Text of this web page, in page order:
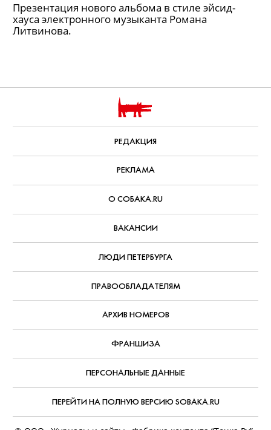
Презентация нового альбома в стиле эйсид-
хауса электронного музыканта Романа
Литвинова.
РЕДАКЦИЯ
РЕКЛАМА
О СОБАКА.RU
ВАКАНСИИ
ЛЮДИ ПЕТЕРБУРГА
ПРАВООБЛАДАТЕЛЯМ
АРХИВ НОМЕРОВ
ФРАНШИЗА
ПЕРСОНАЛЬНЫЕ ДАННЫЕ
ПЕРЕЙТИ НА ПОЛНУЮ ВЕРСИЮ SOBAKA.RU